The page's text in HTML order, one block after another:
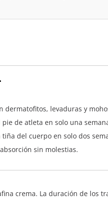
dermatofitos, levaduras y
de atleta en solo una
del cuerpo en solo dos
sin molestias.
crema. La duración de